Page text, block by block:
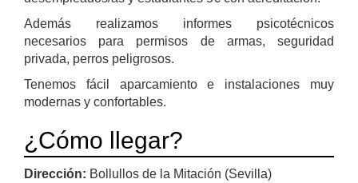
Además realizamos informes psicotécnicos
necesarios para permisos de armas, seguridad
privada, perros peligrosos.
Tenemos fácil aparcamiento e instalaciones muy
modernas y confortables.
¿Cómo llegar?
Dirección: Bollullos de la Mitación (Sevilla)